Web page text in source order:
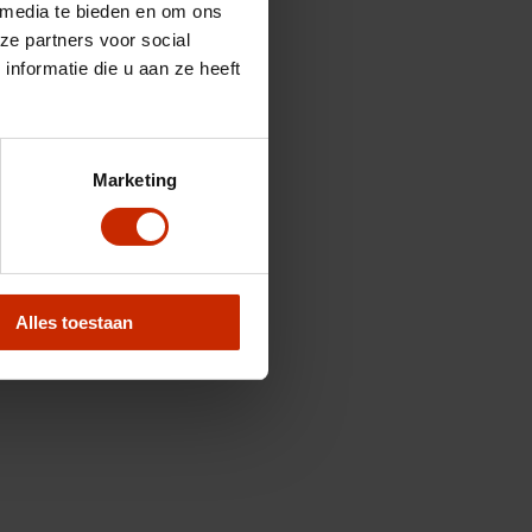
te bieden en om ons
partners voor social
die u aan ze heeft
Marketing
Alles toestaan